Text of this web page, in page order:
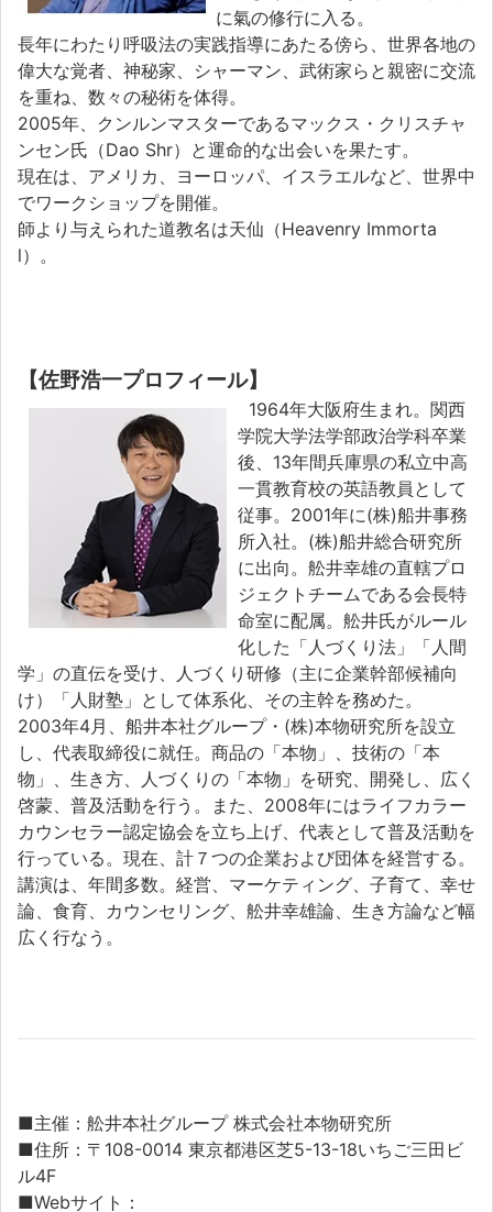
に氣の修行に入る。
長年にわたり呼吸法の実践指導にあたる傍ら、世界各地の
偉大な覚者、神秘家、シャーマン、武術家らと親密に交流
を重ね、数々の秘術を体得。
2005年、クンルンマスターであるマックス・クリスチャ
ンセン氏（Dao Shr）と運命的な出会いを果たす。
現在は、アメリカ、ヨーロッパ、イスラエルなど、世界中
でワークショップを開催。
師より与えられた道教名は天仙（Heavenry Immorta
l）。
【佐野浩一プロフィール】
1964年大阪府生まれ。関西
学院大学法学部政治学科卒業
後、13年間兵庫県の私立中高
一貫教育校の英語教員として
従事。2001年に(株)船井事務
所入社。(株)船井総合研究所
に出向。舩井幸雄の直轄プロ
ジェクトチームである会長特
命室に配属。舩井氏がルール
化した「人づくり法」「人間
学」の直伝を受け、人づくり研修（主に企業幹部候補向
け）「人財塾」として体系化、その主幹を務めた。
2003年4月、船井本社グループ・(株)本物研究所を設立
し、代表取締役に就任。商品の「本物」、技術の「本
物」、生き方、人づくりの「本物」を研究、開発し、広く
啓蒙、普及活動を行う。また、2008年にはライフカラー
カウンセラー認定協会を立ち上げ、代表として普及活動を
行っている。現在、計７つの企業および団体を経営する。
講演は、年間多数。経営、マーケティング、子育て、幸せ
論、食育、カウンセリング、舩井幸雄論、生き方論など幅
広く行なう。
■主催：舩井本社グループ 株式会社本物研究所
■住所：〒108-0014 東京都港区芝5-13-18いちご三田ビ
ル4F
■Webサイト：